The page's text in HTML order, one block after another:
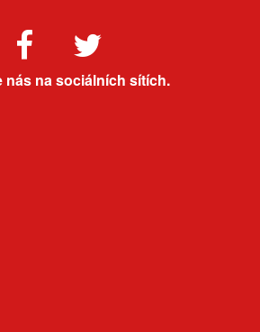
nás na sociálních sítích.